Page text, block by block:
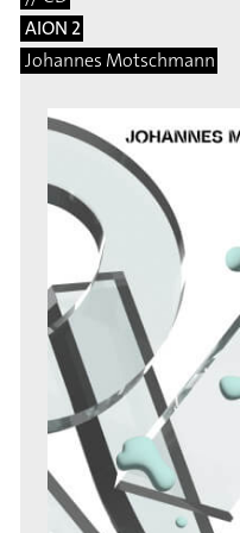
AION 2
Johannes Motschmann